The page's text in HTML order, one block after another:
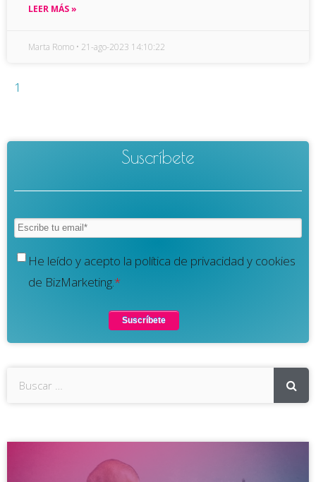
LEER MÁS »
Marta Romo 21-ago-2023 14:10:22
1
Suscríbete
He leído y acepto la política de privacidad y cookies
de BizMarketing.*